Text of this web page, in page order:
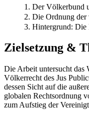
1. Der Völkerbund
2. Die Ordnung der
3. Hintergrund: Die
Zielsetzung &
Die Arbeit untersucht das
Völkerrecht des Jus
dessen Sicht auf die
globalen Rechtsordnung
zum Aufstieg der